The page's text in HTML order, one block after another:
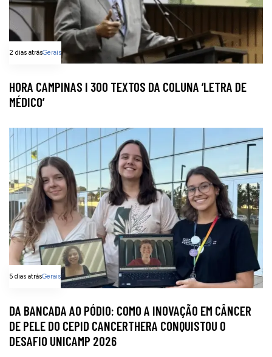
2 dias atrásGerais
HORA CAMPINAS I 300 TEXTOS DA COLUNA ‘LETRA DE
MÉDICO’
5 dias atrásGerais
DA BANCADA AO PÓDIO: COMO A INOVAÇÃO EM CÂNCER
DE PELE DO CEPID CANCERTHERA CONQUISTOU O
DESAFIO UNICAMP 2026